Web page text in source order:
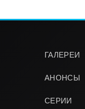
ГАЛЕРЕИ
АНОНСЫ
СЕРИИ